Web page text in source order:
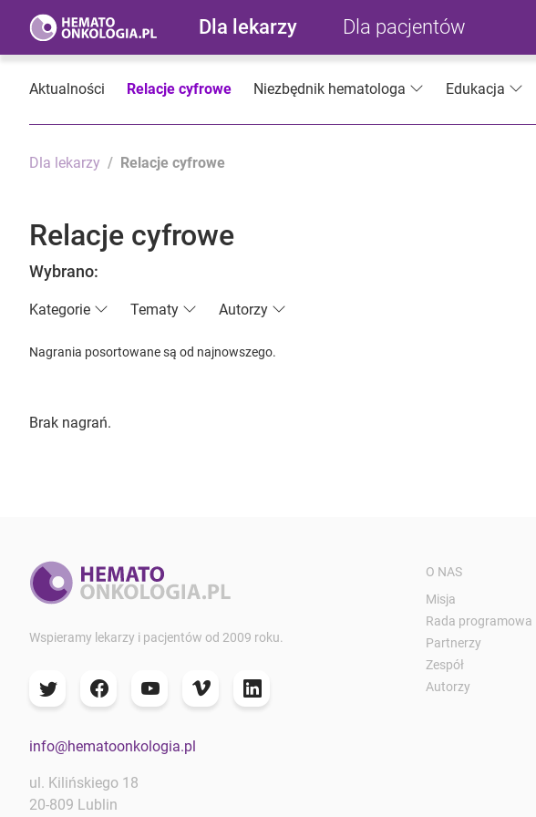
Dla lekarzy Dla pacjentów
Aktualności Relacje cyfrowe Niezbędnik hematologa Edukacja
Dla lekarzy Relacje cyfrowe
Relacje cyfrowe
Wybrano:
Kategorie Tematy Autorzy
Nagrania posortowane są od najnowszego.
Brak nagrań.
Wspieramy lekarzy i pacjentów od 2009 roku.
info@hematoonkologia.pl
ul. Kilińskiego 18
20-809 Lublin
O NAS
Misja
Rada programowa
Partnerzy
Zespół
Autorzy